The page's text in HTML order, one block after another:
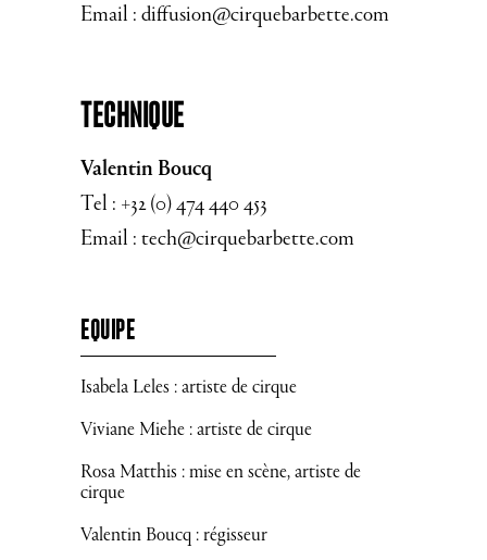
EQUIPE
Isabela Leles : artiste de cirque
Viviane Miehe : artiste de cirque
Rosa Matthis : mise en scène, artiste de
cirque
Valentin Boucq : régisseur
Email : diffusion@cirquebarbette.com
Technique
Valentin Boucq
Tel : +32 (0) 474 440 453
Email : tech@cirquebarbette.com